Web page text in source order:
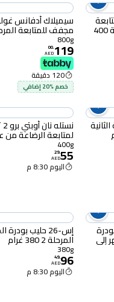
المرحلة 2 من 6 أشهر إلى سنة 400
سيميلاك أدفانس
إلى 12 شهرًا 800 غرام
800g
119
.
00
AED
120 دقيقة
خصم %20 إضافي
شهرًا 400 غرام
400g
55
.
29
AED
اليوم 8:30 م
2 من 6 أشهر إلى
إس-26 حليب
المرحلة 2 380 غرام
380g
96
.
49
AED
اليوم 8:30 م